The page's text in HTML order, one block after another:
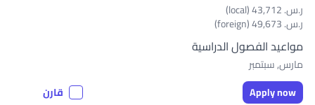
ر.س.‏ 43,712 (local)
ر.س.‏ 49,673 (foreign)
مواعيد الفصول الدراسية
مارس, سبتمبر
Apply now
قارن